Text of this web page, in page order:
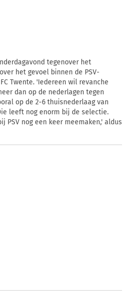
tegenover het
het gevoel binnen de PSV-
Twente. 'Iedereen wil revanche
dan op de nederlagen tegen
op de 2-6 thuisnederlaag van
leeft nog enorm bij de selectie.
PSV nog een keer meemaken,' aldus